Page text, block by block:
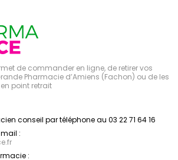
de commander en ligne, de retirer vos
Pharmacie d’Amiens (Fachon) ou de les
point retrait
conseil par téléphone au 03 22 71 64 16
:
: